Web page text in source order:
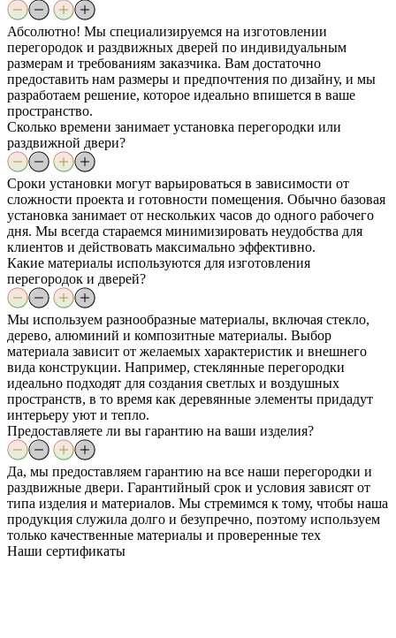
Абсолютно! Мы специализируемся на изготовлении
перегородок и раздвижных дверей по индивидуальным
размерам и требованиям заказчика. Вам достаточно
предоставить нам размеры и предпочтения по дизайну, и мы
разработаем решение, которое идеально впишется в ваше
пространство.
Сколько времени занимает установка перегородки или
раздвижной двери?
Сроки установки могут варьироваться в зависимости от
сложности проекта и готовности помещения. Обычно базовая
установка занимает от нескольких часов до одного рабочего
дня. Мы всегда стараемся минимизировать неудобства для
клиентов и действовать максимально эффективно.
Какие материалы используются для изготовления
перегородок и дверей?
Мы используем разнообразные материалы, включая стекло,
дерево, алюминий и композитные материалы. Выбор
материала зависит от желаемых характеристик и внешнего
вида конструкции. Например, стеклянные перегородки
идеально подходят для создания светлых и воздушных
пространств, в то время как деревянные элементы придадут
интерьеру уют и тепло.
Предоставляете ли вы гарантию на ваши изделия?
Да, мы предоставляем гарантию на все наши перегородки и
раздвижные двери. Гарантийный срок и условия зависят от
типа изделия и материалов. Мы стремимся к тому, чтобы наша
продукция служила долго и безупречно, поэтому используем
только качественные материалы и проверенные тех
Наши сертификаты